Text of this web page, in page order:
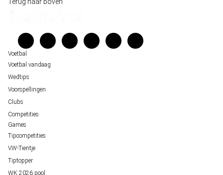
Belfast decor voor de loting van EK 2028 kwalificatie
Verantwoord wedden
Over ons
Voetbal
Voetbal vandaag
Wedtips
Voorspellingen
Clubs
Competities
Games
Tipcompetities
VW-Tientje
Tiptopper
WK 2026 pool